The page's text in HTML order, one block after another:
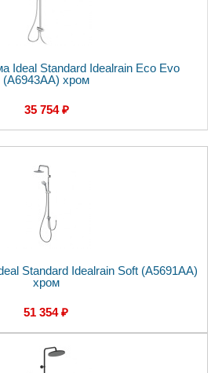
Ideal Standard Idealrain Eco Evo
(A6943AA) хром
35 754 ₽
Standard Idealrain Soft (A5691AA)
хром
51 354 ₽